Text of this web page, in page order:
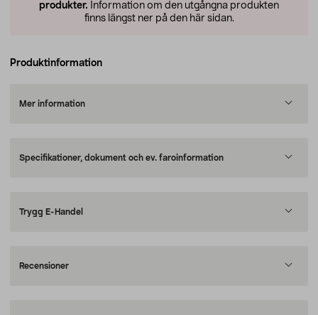
produkter. Information om den utgångna produkten
finns längst ner på den här sidan.
Produktinformation
Mer information
Specifikationer, dokument och ev. faroinformation
Trygg E-Handel
Recensioner